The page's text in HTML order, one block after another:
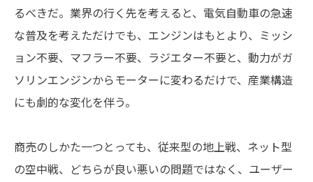
るべきだ。業界の行く先を考えると、電気自動車の急速
な普及を考えただけでも、エンジンはもとより、ミッシ
ョン不要、マフラー不要、ラジエター不要と、動力がガ
ソリンエンジンからモーターに変わるだけで、産業構造
にも劇的な変化を伴う。
商売のしかた一つとっても、従来型の地上戦、ネット型
の空中戦、どちらが良い悪いの問題ではなく、ユーザー